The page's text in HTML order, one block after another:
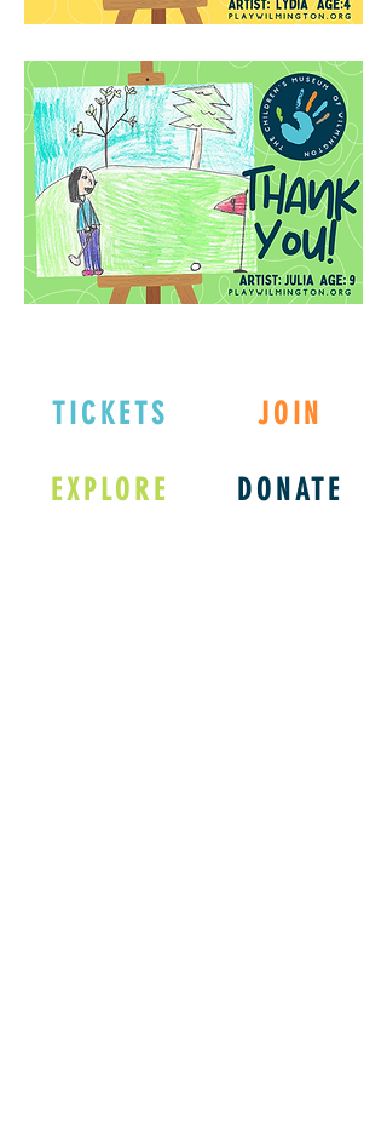
TICKETS
EXPLORE
JOIN
DONATE